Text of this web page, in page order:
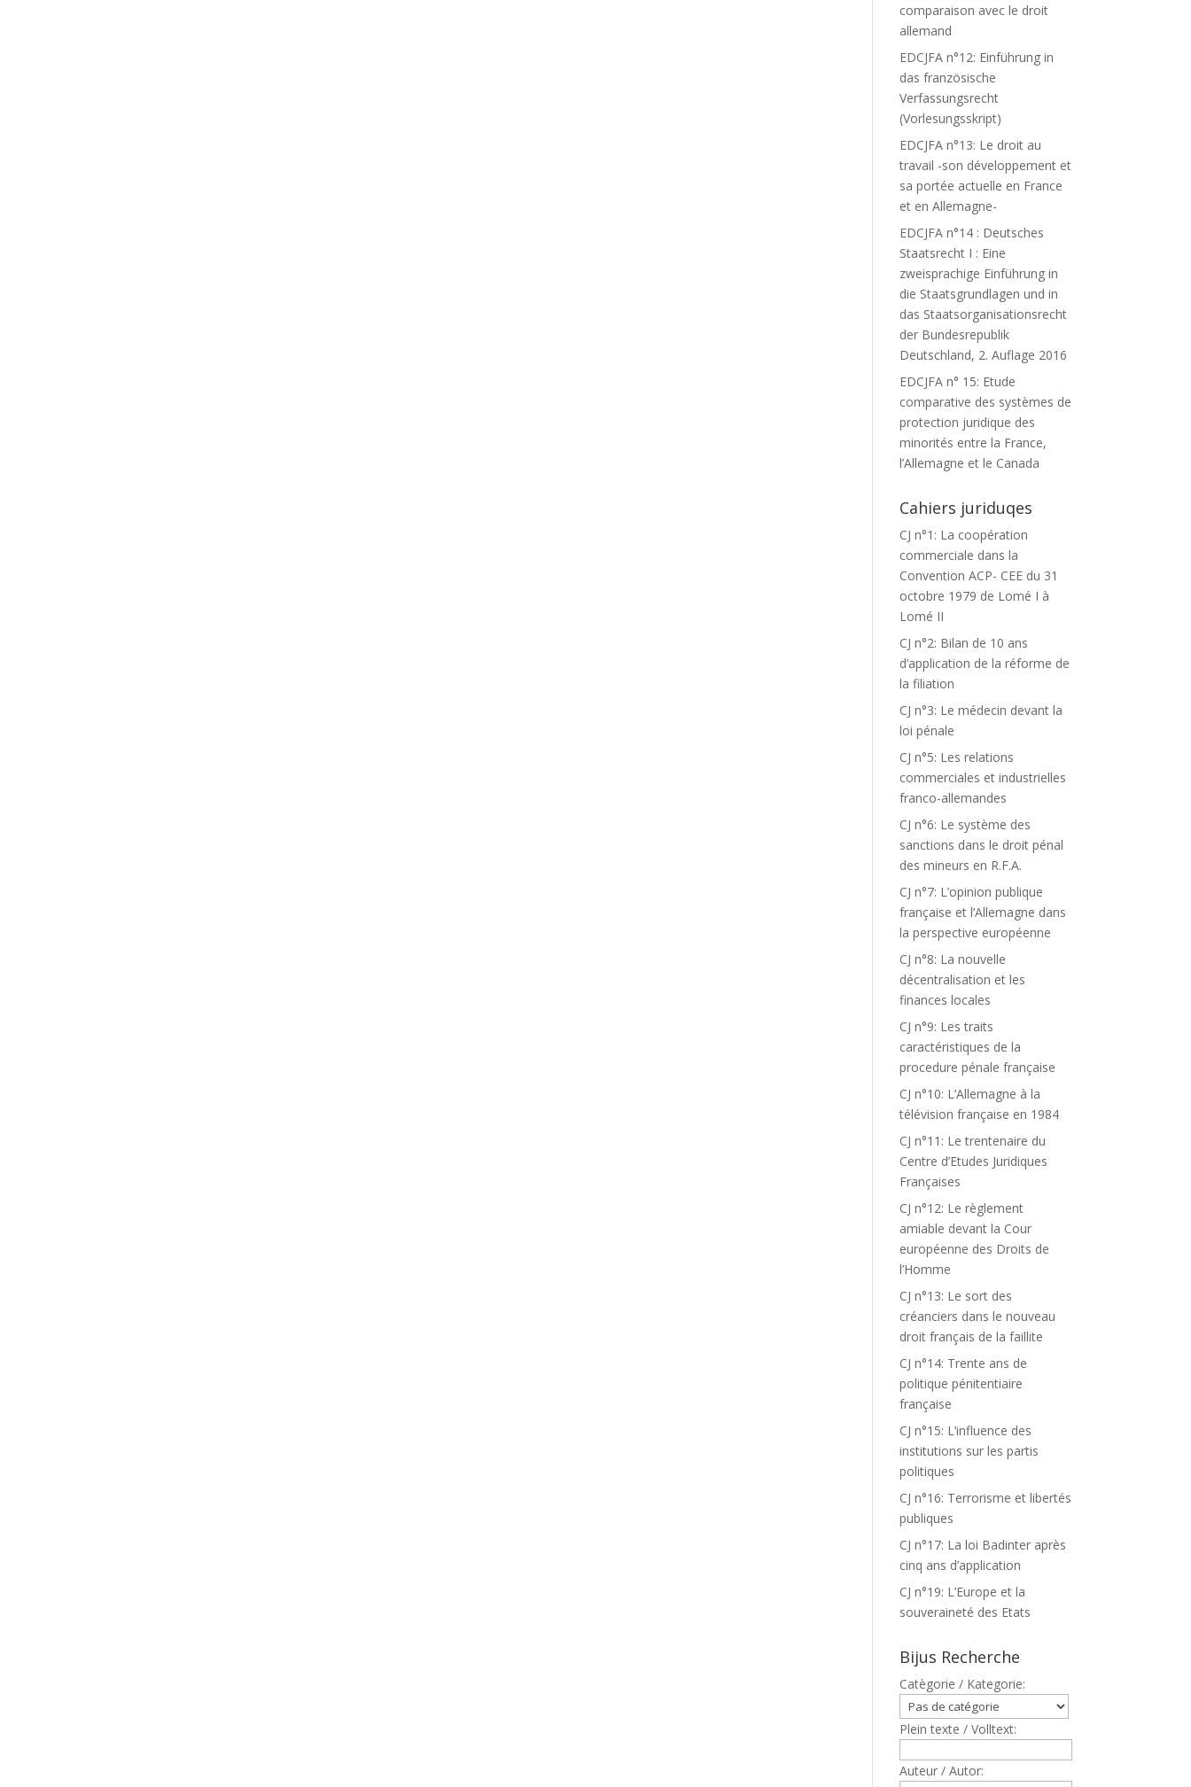
comparaison avec le droit
allemand
EDCJFA n°12: Einführung in
das französische
Verfassungsrecht
(Vorlesungsskript)
EDCJFA n°13: Le droit au
travail -son développement et
sa portée actuelle en France
et en Allemagne-
EDCJFA n°14 : Deutsches
Staatsrecht I : Eine
zweisprachige Einführung in
die Staatsgrundlagen und in
das Staatsorganisationsrecht
der Bundesrepublik
Deutschland, 2. Auflage 2016
EDCJFA n° 15: Etude
comparative des systèmes de
protection juridique des
minorités entre la France,
l’Allemagne et le Canada
Cahiers juriduqes
CJ n°1: La coopération
commerciale dans la
Convention ACP- CEE du 31
octobre 1979 de Lomé I à
Lomé II
CJ n°2: Bilan de 10 ans
d’application de la réforme de
la filiation
CJ n°3: Le médecin devant la
loi pénale
CJ n°5: Les relations
commerciales et industrielles
franco-allemandes
CJ n°6: Le système des
sanctions dans le droit pénal
des mineurs en R.F.A.
CJ n°7: L’opinion publique
française et l’Allemagne dans
la perspective européenne
CJ n°8: La nouvelle
décentralisation et les
finances locales
CJ n°9: Les traits
caractéristiques de la
procedure pénale française
CJ n°10: L’Allemagne à la
télévision française en 1984
CJ n°11: Le trentenaire du
Centre d’Etudes Juridiques
Françaises
CJ n°12: Le règlement
amiable devant la Cour
européenne des Droits de
l’Homme
CJ n°13: Le sort des
créanciers dans le nouveau
droit français de la faillite
CJ n°14: Trente ans de
politique pénitentiaire
française
CJ n°15: L’influence des
institutions sur les partis
politiques
CJ n°16: Terrorisme et libertés
publiques
CJ n°17: La loi Badinter après
cinq ans d’application
CJ n°19: L’Europe et la
souveraineté des Etats
Bijus Recherche
Catègorie / Kategorie:
Plein texte / Volltext:
Auteur / Autor: